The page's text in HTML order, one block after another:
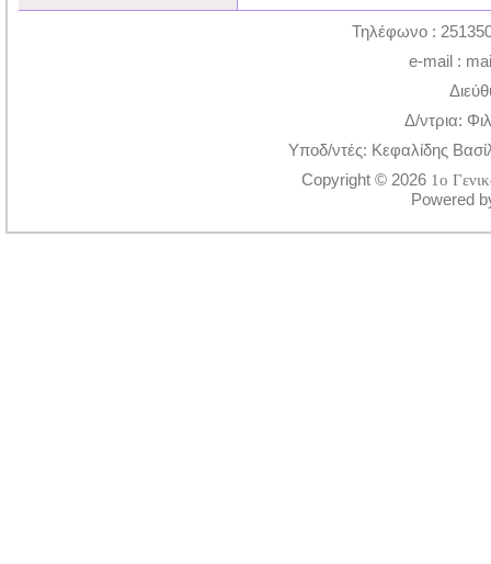
Τηλέφωνο :
e-mail :
Δ/ντρια:
Υποδ/ντές: Κεφαλίδης
Copyright © 2026 1ο
Powered